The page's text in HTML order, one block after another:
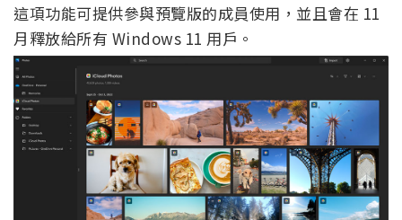
這項功能可提供參與預覽版的成員使用，並且會在 11
月釋放給所有 Windows 11 用戶。